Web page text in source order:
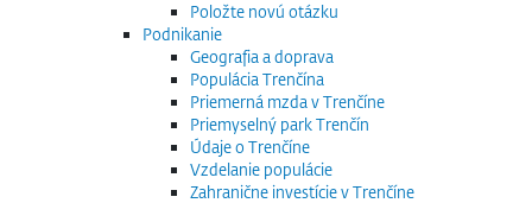
Položte novú otázku
Podnikanie
Geografia a doprava
Populácia Trenčína
Priemerná mzda v Trenčíne
Priemyselný park Trenčín
Údaje o Trenčíne
Vzdelanie populácie
Zahranične investície v Trenčíne